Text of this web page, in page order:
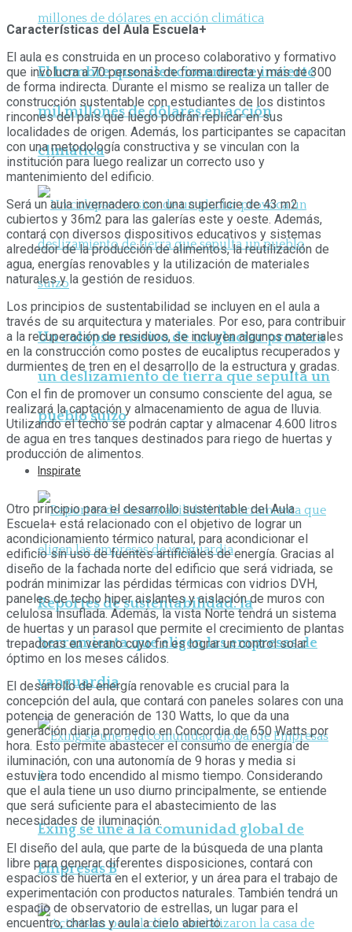
El hombre que silenciosamente invierte
mil millones de dólares en acción
climática
Un colapso masivo de un glaciar provoca
un deslizamiento de tierra que sepulta un
pueblo suizo
Inspirate
Reportes de sustentabilidad: la
herramienta que eligen las empresas de
vanguardia
Exing se une a la comunidad global de
Empresas B
Características del Aula Escuela+
El aula es construida en un proceso colaborativo y formativo
que involucra a 70 personas de forma directa y más de 300
de forma indirecta. Durante el mismo se realiza un taller de
construcción sustentable con estudiantes de los distintos
rincones del país que luego podrán replicar en sus
localidades de origen. Además, los participantes se capacitan
con una metodología constructiva y se vinculan con la
institución para luego realizar un correcto uso y
mantenimiento del edificio.
Será un aula invernadero con una superficie de 43 m2
cubiertos y 36m2 para las galerías este y oeste. Además,
contará con diversos dispositivos educativos y sistemas
alrededor de la producción de alimentos, la reutilización de
agua, energías renovables y la utilización de materiales
naturales y la gestión de residuos.
Los principios de sustentabilidad se incluyen en el aula a
través de su arquitectura y materiales. Por eso, para contribuir
a la recuperación de residuos, se incluyen algunos materiales
en la construcción como postes de eucaliptus recuperados y
durmientes de tren en el desarrollo de la estructura y gradas.
Con el fin de promover un consumo consciente del agua, se
realizará la captación y almacenamiento de agua de lluvia.
Utilizando el techo se podrán captar y almacenar 4.600 litros
de agua en tres tanques destinados para riego de huertas y
producción de alimentos.
Otro principio para el desarrollo sustentable del Aula
Escuela+ está relacionado con el objetivo de lograr un
acondicionamiento térmico natural, para acondicionar el
edificio sin uso de fuentes artificiales de energía. Gracias al
diseño de la fachada norte del edificio que será vidriada, se
podrán minimizar las pérdidas térmicas con vidrios DVH,
paneles de techo hiper aislantes y aislación de muros con
celulosa insuflada. Además, la vista Norte tendrá un sistema
de huertas y un parasol que permite el crecimiento de plantas
trepadoras en verano cuyo fin es lograr un control solar
óptimo en los meses cálidos.
El desarrollo de energía renovable es crucial para la
concepción del aula, que contará con paneles solares con una
potencia de generación de 130 Watts, lo que da una
generación diaria promedio en Concordia de 650 Watts por
hora. Esto permite abastecer el consumo de energía de
iluminación, con una autonomía de 9 horas y media si
estuviera todo encendido al mismo tiempo. Considerando
que el aula tiene un uso diurno principalmente, se entiende
que será suficiente para el abastecimiento de las
necesidades de iluminación.
El diseño del aula, que parte de la búsqueda de una planta
libre para generar diferentes disposiciones, contará con
espacios de huerta en el exterior, y un área para el trabajo de
experimentación con productos naturales. También tendrá un
espacio de observatorio de estrellas, un lugar para el
encuentro, charlas y aula a cielo abierto.